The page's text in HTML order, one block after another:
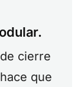
cierre
que